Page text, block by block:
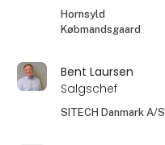
Hornsyld
Købmandsgaard
Bent Laursen
Salgschef
SITECH Danmark A/S